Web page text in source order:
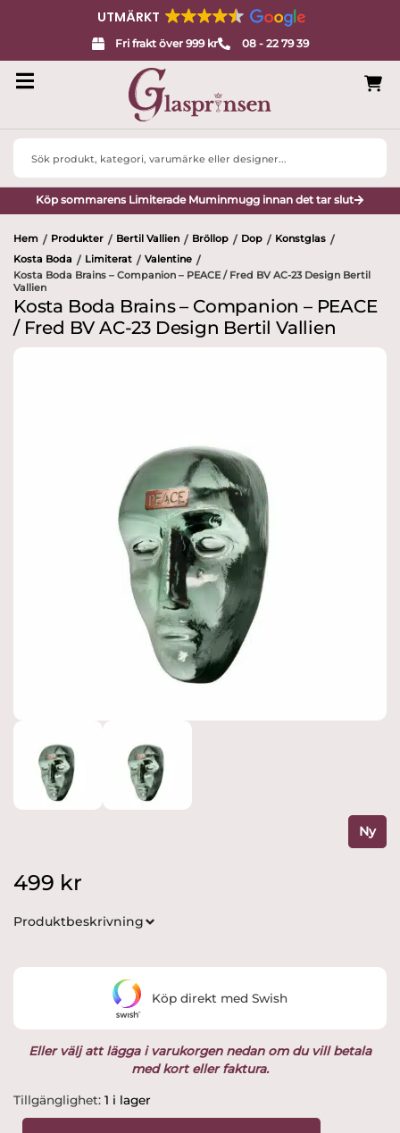
UTMÄRKT
Fri frakt över 999 kr 08 - 22 79 39
Search
Köp sommarens Limiterade Muminmugg innan det tar slut
Hem / Produkter / Bertil Vallien / Bröllop / Dop / Konstglas /
Kosta Boda / Limiterat / Valentine /
Kosta Boda Brains – Companion – PEACE / Fred BV AC-23 Design Bertil
Vallien
Kosta Boda Brains – Companion – PEACE
/ Fred BV AC-23 Design Bertil Vallien
Ny
499 kr
Produktbeskrivning
Eller välj att lägga i varukorgen nedan om du vill betala
med kort eller faktura.
Tillgänglighet: 1 i lager
Kosta
Boda
Köp direkt med Swish